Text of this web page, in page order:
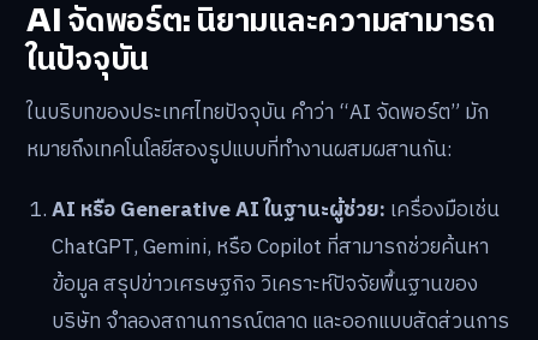
AI จัดพอร์ต: นิยามและความสามารถ
ในปัจจุบัน
ในบริบทของประเทศไทยปัจจุบัน คำว่า “AI จัดพอร์ต” มัก
หมายถึงเทคโนโลยีสองรูปแบบที่ทำงานผสมผสานกัน:
AI หรือ Generative AI ในฐานะผู้ช่วย: เครื่องมือเช่น
ChatGPT, Gemini, หรือ Copilot ที่สามารถช่วยค้นหา
ข้อมูล สรุปข่าวเศรษฐกิจ วิเคราะห์ปัจจัยพื้นฐานของ
บริษัท จำลองสถานการณ์ตลาด และออกแบบสัดส่วนการ